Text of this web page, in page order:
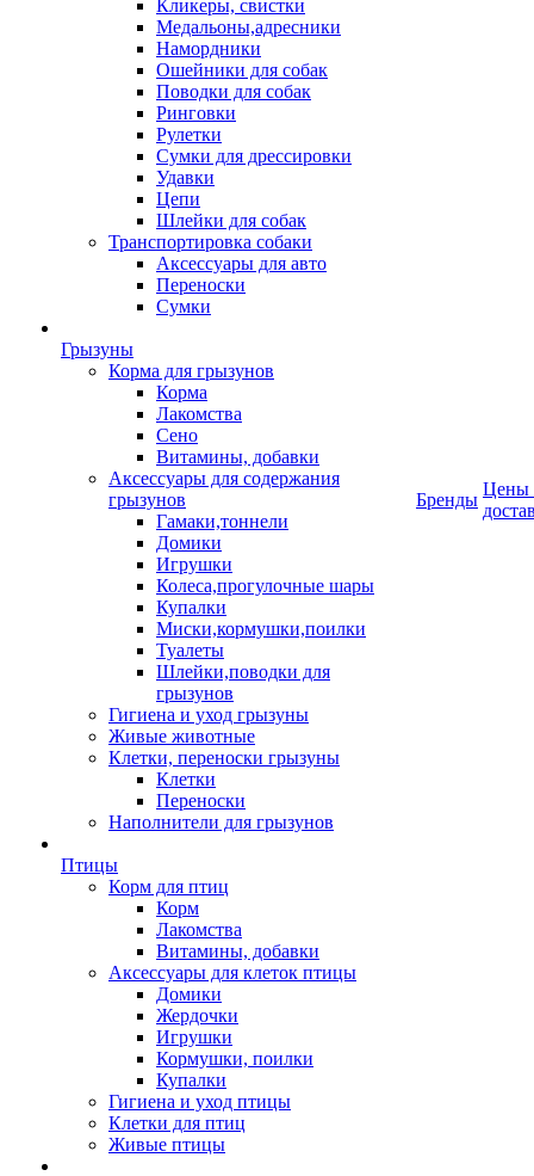
Кликеры, свистки
Медальоны,адресники
Намордники
Ошейники для собак
Поводки для собак
Ринговки
Рулетки
Сумки для дрессировки
Удавки
Цепи
Шлейки для собак
Транспортировка собаки
Аксессуары для авто
Переноски
Сумки
Грызуны
Корма для грызунов
Корма
Лакомства
Сено
Витамины, добавки
Аксессуары для содержания
грызунов
Гамаки,тоннели
Домики
Игрушки
Колеса,прогулочные шары
Купалки
Миски,кормушки,поилки
Туалеты
Шлейки,поводки для
грызунов
Гигиена и уход грызуны
Живые животные
Клетки, переноски грызуны
Клетки
Переноски
Наполнители для грызунов
Птицы
Корм для птиц
Корм
Лакомства
Витамины, добавки
Аксессуары для клеток птицы
Домики
Жердочки
Игрушки
Кормушки, поилки
Купалки
Гигиена и уход птицы
Клетки для птиц
Живые птицы
Бренды
Цены